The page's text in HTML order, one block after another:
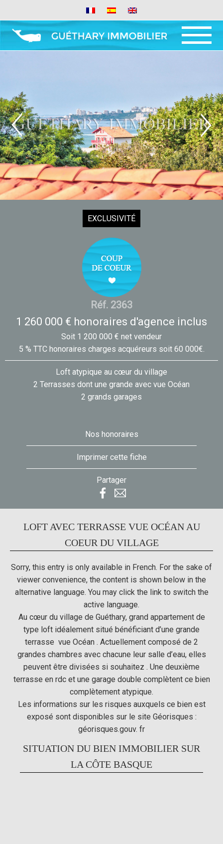
LOFT AVEC TERRASSE VUE OCÉAN AU
COEUR DU VILLAGE
Sorry, this entry is only available in French. For the sake of
viewer convenience, the content is shown below in the
alternative language. You may click the link to switch the
active language.
Au cœur du village de Guéthary, grand appartement de
type loft idéalement situé bénéficiant d’une grande
terrasse vue Océan . Actuellement composé de 2
grandes chambres avec chacune leur salle d’eau, elles
peuvent être divisées si souhaitez . Une deuxième
terrasse en rdc et une garage double complètent ce bien
complètement atypique.
Les informations sur les risques auxquels ce bien est
exposé sont disponibles sur le site Géorisques :
géorisques.gouv. fr
SITUATION DU BIEN IMMOBILIER SUR
LA CÔTE BASQUE
EXCLUSIVITÉ
Réf. 2363
1 260 000 € honoraires d'agence inclus
Soit 1 200 000 € net vendeur
5 % TTC honoraires charges acquéreurs soit 60 000€.
Loft atypique au cœur du village
2 Terrasses dont une grande avec vue Océan
2 grands garages
Nos honoraires
Imprimer cette fiche
Partager